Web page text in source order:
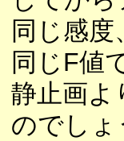
同じ感
同じF値
静止画よ
のでしょ